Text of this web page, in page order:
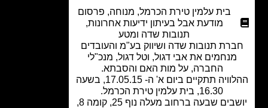
בית עלמין טירת הכרמל,מנוחה, פרסום
מודעת אבל בעיתון ידיעות אחרונות,
תנובות שדה ומטע
תנובות שדה ושיווק בע"מ והעובדים
מנחמים את אבי דגול, וטל דגול, מנכ"לי
החברה, על מות האם והסבתא.
ההלוויה תתקיים ביום א' ה- 17.05.15, בשעה
יושבים שבעה ברחוב מעלה נוף 25, קומה 8,